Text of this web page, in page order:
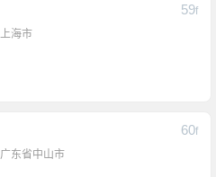
上海市
59F
广东省中山市
60F